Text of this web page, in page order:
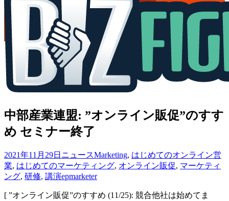
中部産業連盟: ”オンライン販促”のすす
め セミナー終了
2021年11月29日 ニュースMarketing, はじめてのオンライン営
業, はじめてのマーケティング, オンライン販促, マーケティ
ング, 研修, 講演epmarketer
[ ”オンライン販促”のすすめ (11/25): 競合他社は始めてま